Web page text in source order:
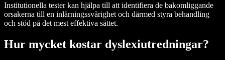
Institutionella tester kan hjälpa till att identifiera de bakomliggande
orsakerna till en inlärningssvårighet och därmed styra behandling
och stöd på det mest effektiva sättet.
Hur mycket kostar dyslexiutredningar?